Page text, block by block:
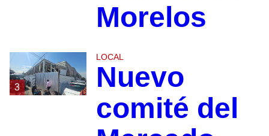
Morelos
3
LOCAL
Nuevo
comité del